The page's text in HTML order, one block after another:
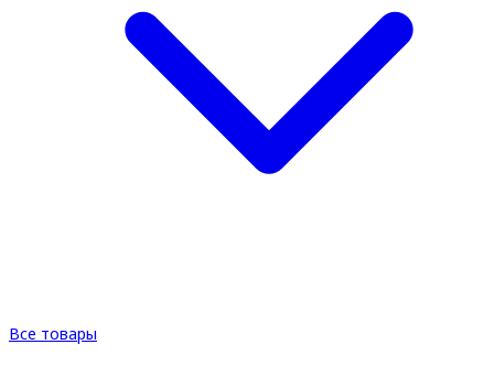
Все товары